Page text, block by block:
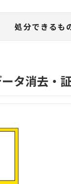
処分できるも
タ消去・